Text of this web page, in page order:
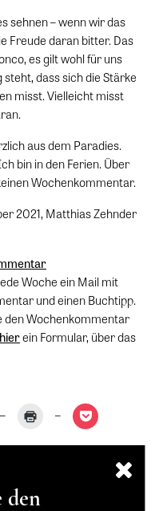
sehnen – wenn wir das
Freude daran bitter. Das
es gilt wohl für uns
dass sich die Stärke
misst. Vielleicht misst
aus dem Paradies.
bin in den Ferien. Über
Wochenkommentar.
2021, Matthias Zehnder
Woche ein Mail mit
und einen Buchtipp.
den Wochenkommentar
hierein Formular, über das
den